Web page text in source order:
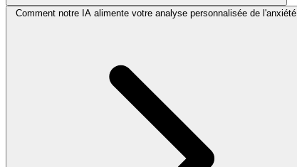
Comment notre IA alimente votre analyse personnalisée de l'anxiété